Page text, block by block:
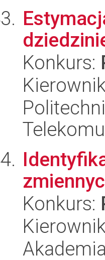
Konkurs:
Konkurs: